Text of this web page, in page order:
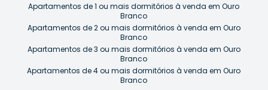
Apartamentos de 1 ou mais dormitórios à venda em Ouro
Branco
Apartamentos de 2 ou mais dormitórios à venda em Ouro
Branco
Apartamentos de 3 ou mais dormitórios à venda em Ouro
Branco
Apartamentos de 4 ou mais dormitórios à venda em Ouro
Branco